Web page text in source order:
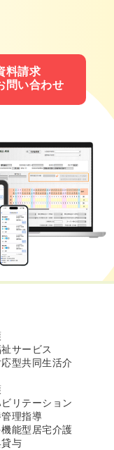
料請求
問い合わせ
サービス
型共同生活介
リテーション
理指導
能型居宅介護
与